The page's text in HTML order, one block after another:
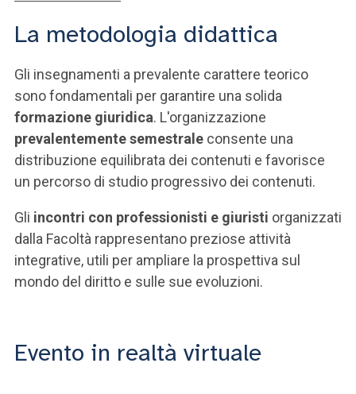
La metodologia didattica
Gli insegnamenti a prevalente carattere teorico
sono fondamentali per garantire una solida
formazione giuridica. L'organizzazione
prevalentemente semestrale consente una
distribuzione equilibrata dei contenuti e favorisce
un percorso di studio progressivo dei contenuti.
Gli incontri con professionisti e giuristi organizzati
dalla Facoltà rappresentano preziose attività
integrative, utili per ampliare la prospettiva sul
mondo del diritto e sulle sue evoluzioni.
Evento in realtà virtuale